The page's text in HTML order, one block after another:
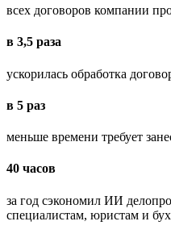
всех договоров компании
в 3,5 раза
ускорилась обработка
в 5 раз
меньше времени требует
40 часов
за год сэкономил ИИ
специалистам, юристам и